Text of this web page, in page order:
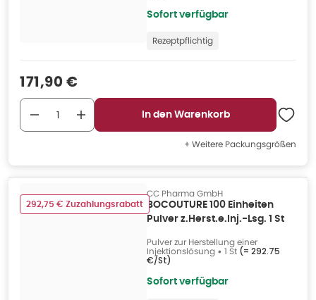
Sofort verfügbar
Rezeptpflichtig
Verkaufspreis
171,90 €
In den Warenkorb
+ Weitere Packungsgrößen
292,75 € Zuzahlungsrabatt
CC Pharma GmbH
BOCOUTURE 100 Einheiten
Pulver z.Herst.e.Inj.-Lsg. 1 St
Pulver zur Herstellung einer
Injektionslösung • 1 St (= 292.75
€/St)
Sofort verfügbar